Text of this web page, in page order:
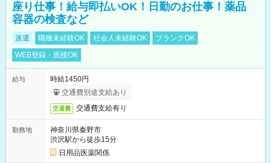
座り仕事！給与即払いOK！日勤のお仕事！薬品
容器の検査など
派遣 職種未経験OK 社会人未経験OK
ブランクOK
WEB登録・面接OK
給与
時給1450円
交通費別途支給あり
交通費 交通費支給有り
勤務地
神奈川県秦野市
渋沢駅から徒歩15分
日用品医薬関係